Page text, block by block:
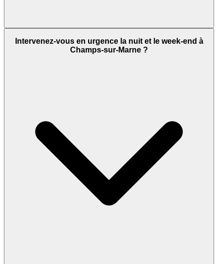
Intervenez-vous en urgence la nuit et le week-end à
Champs-sur-Marne ?